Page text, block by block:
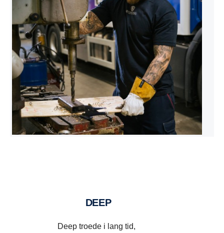
DEEP
Deep troede i lang tid,